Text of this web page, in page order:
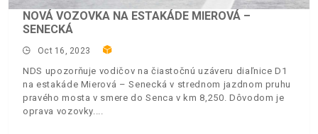
NOVÁ VOZOVKA NA ESTAKÁDE MIEROVÁ –
SENECKÁ
Oct 16, 2023
NDS upozorňuje vodičov na čiastočnú uzáveru diaľnice D1
na estakáde Mierová – Senecká v strednom jazdnom pruhu
pravého mosta v smere do Senca v km 8,250. Dôvodom je
oprava vozovky.